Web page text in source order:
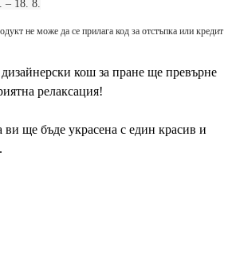
– 18. 8.
не може да се прилага код за отстъпка или кредит
кош за пране ще превърне
релаксация!
ви ще бъде украсена с един красив и